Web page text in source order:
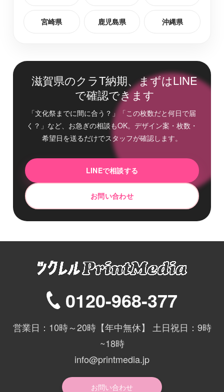
宮崎県 鹿児島県 沖縄県
滋賀県のクラT納期、まずはLINE
で確認できます
「文化祭までに間に合う？」「この枚数だと何日で届
く？」など、お急ぎの相談もOK。デザイン案・枚数・
希望日を送るだけでスタッフが確認します。
LINEで相談する
お問い合わせ
0120-968-377
営業日：10時～20時【年中無休】 土日祝日：9時
~18時
info@printmedia.jp
お問い合わせ